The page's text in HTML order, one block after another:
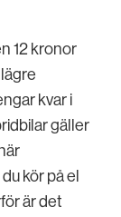
12 kronor
kvar i
gäller
kör på el
är det